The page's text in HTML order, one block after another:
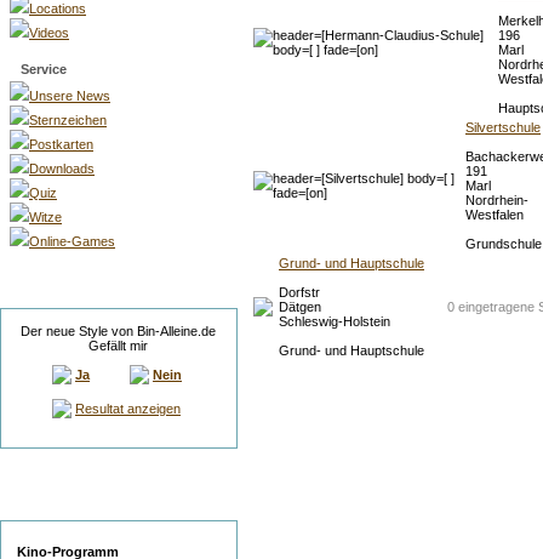
Locations
Videos
Service
Unsere News
Sternzeichen
Postkarten
Downloads
Quiz
Witze
Online-Games
Der neue Style von Bin-Alleine.de
Gefällt mir
Ja
Nein
Resultat anzeigen
Kino-Programm
196
Marl
Silvertschule
191
Marl
Nordrhein-
Westfalen
Grund- und Hauptschule
Dorfstr
Dätgen
Schleswig-Holstein
Grund- und Hauptschule
0 eingetragene